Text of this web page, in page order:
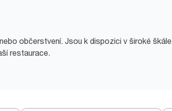
občerstvení. Jsou k dispozici v široké škále
restaurace.